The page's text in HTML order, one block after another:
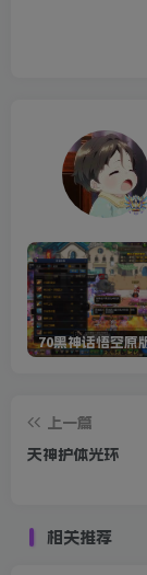
上一篇
天神护体光环
相关推荐